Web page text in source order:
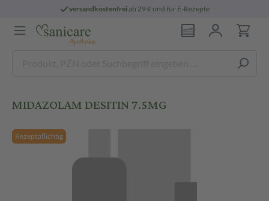
versandkostenfreiab 29 € und für E-Rezepte
MIDAZOLAM DESITIN 7.5MG
Rezeptpflichtig